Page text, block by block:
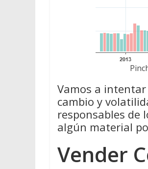
Vamos a
cambio y
responsables de
algún material
Vender